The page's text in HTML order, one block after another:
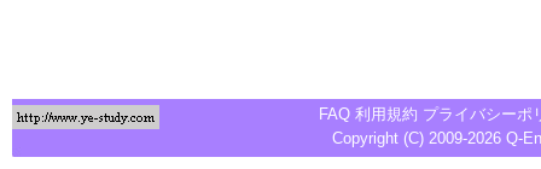
FAQ 利用規約 プライバシーポ
Copyright (C) 2009-2026 Q-